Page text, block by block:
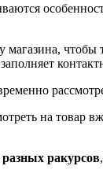
чтобы
на товар
ракурсов